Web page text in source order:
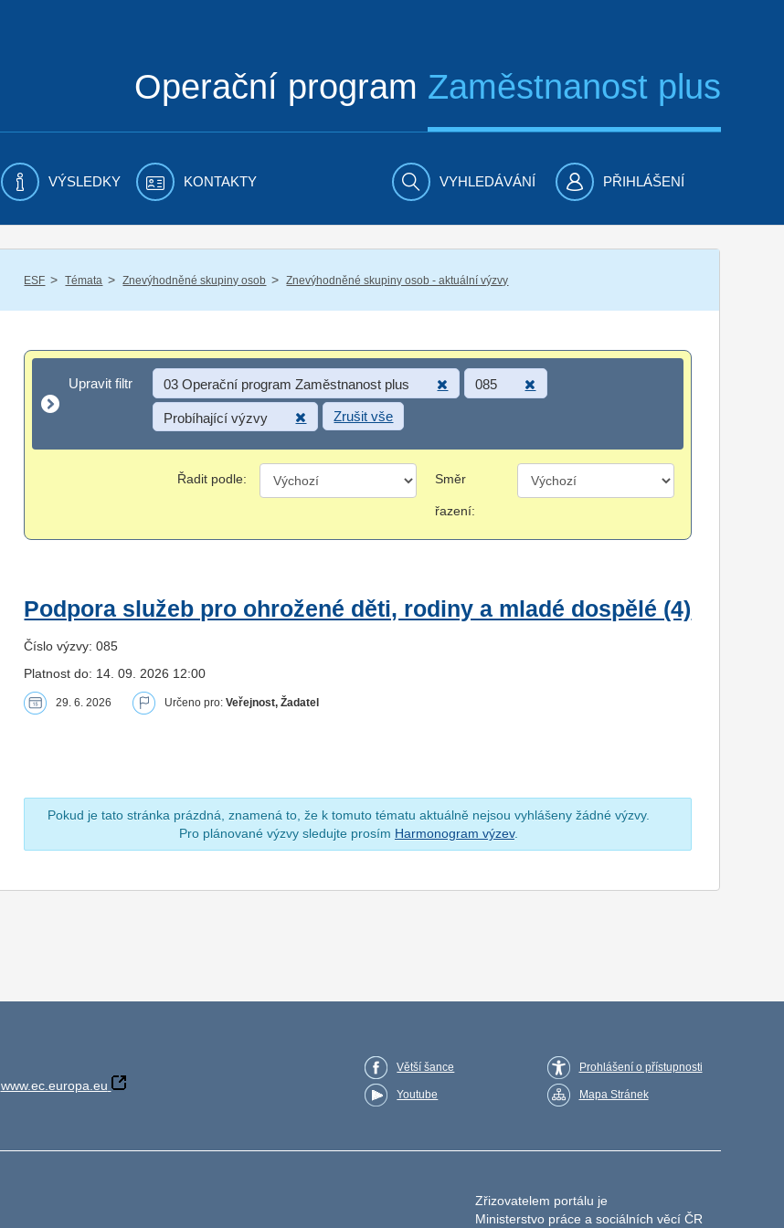
Operační program Zaměstnanost plus
VÝSLEDKY KONTAKTY VYHLEDÁVÁNÍ PŘIHLÁŠENÍ
ESF / Témata / Znevýhodněné skupiny osob / Znevýhodněné skupiny osob - aktuální výzvy
Upravit filtr
Upravit filtr 03 Operační program Zaměstnanost plus 085
Probíhající výzvy Zrušit vše
Řadit podle: Směr
řazení:
Podpora služeb pro ohrožené děti, rodiny a mladé dospělé (4)
Číslo výzvy: 085
Platnost do: 14. 09. 2026 12:00
29. 6. 2026 Určeno pro:Veřejnost, Žadatel
Pokud je tato stránka prázdná, znamená to, že k tomuto tématu aktuálně nejsou vyhlášeny žádné výzvy.
Pro plánované výzvy sledujte prosím Harmonogram výzev.
www.ec.europa.eu
Větší šance
Youtube
Prohlášení o přístupnosti
Mapa Stránek
Zřizovatelem portálu je
Ministerstvo práce a sociálních věcí ČR